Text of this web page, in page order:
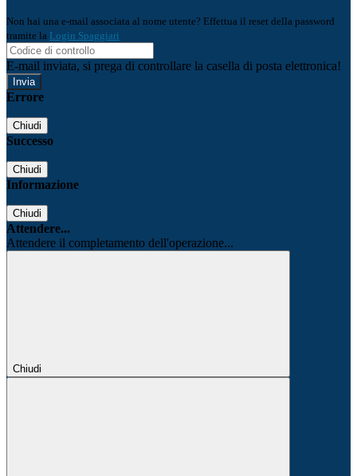
Non hai una e-mail associata al nome utente? Effettua il reset della password
tramite la Login Spaggiari
E-mail inviata, si prega di controllare la casella di posta elettronica!
Errore
Chiudi
Successo
Chiudi
Informazione
Chiudi
Attendere...
Attendere il completamento dell'operazione...
Chiudi